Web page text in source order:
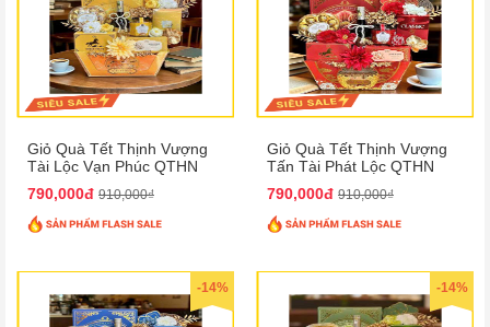
Giỏ Quà Tết Thịnh Vượng
Tài Lộc Vạn Phúc QTHN
790,000đ 910,000₫
Giỏ Quà Tết Thịnh Vượng
Tấn Tài Phát Lộc QTHN
790,000đ 910,000₫
-14% -14%